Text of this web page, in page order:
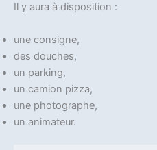
Il y aura à disposition :
une consigne,
des douches,
un parking,
un camion pizza,
une photographe,
un animateur.